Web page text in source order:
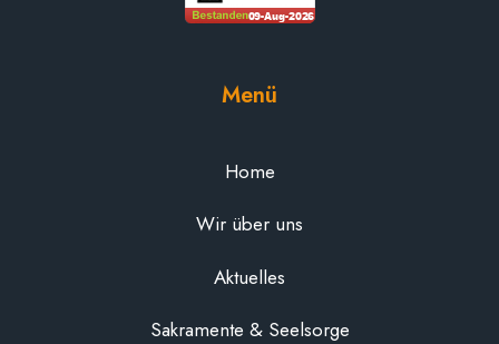
Menü
Home
Wir über uns
Aktuelles
Sakramente & Seelsorge